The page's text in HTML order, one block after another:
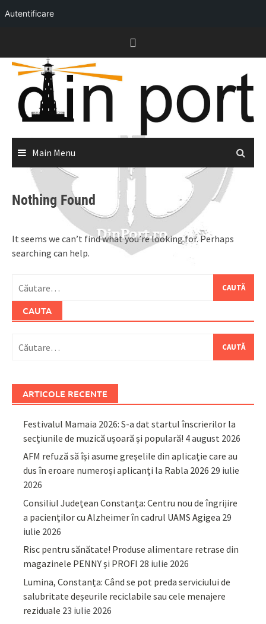
Autentificare
content
Main Menu
Nothing Found
It seems we can’t find what you’re looking for. Perhaps
searching can help.
după:
CAUTA
după:
ARTICOLE RECENTE
Festivalul Mamaia 2026: S-a dat startul înscrierilor la
secțiunile de muzică ușoară și populară! 4 august 2026
AFM refuză să își asume greșelile din aplicație care au
dus în eroare numeroși aplicanți la Rabla 2026 29 iulie
2026
Consiliul Județean Constanța: Centru nou de îngrijire
a pacienților cu Alzheimer în cadrul UAMS Agigea 29
iulie 2026
Risc pentru sănătate! Produse alimentare retrase din
magazinele PENNY și PROFI 28 iulie 2026
Lumina, Constanța: Când se pot preda serviciului de
salubritate deșeurile reciclabile sau cele menajere
reziduale 23 iulie 2026